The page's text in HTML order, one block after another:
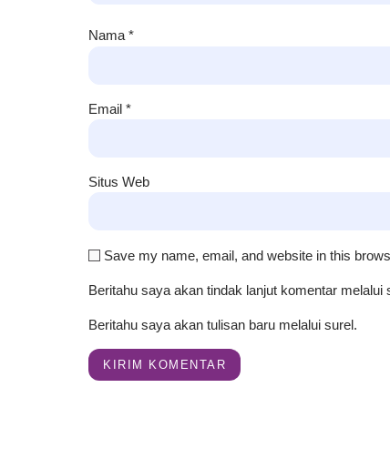
Nama*
Email *
Situs Web
Save my name, email, and website in this
Beritahu saya akan tindak lanjut komentar melalui
Beritahu saya akan tulisan baru melalui surel.